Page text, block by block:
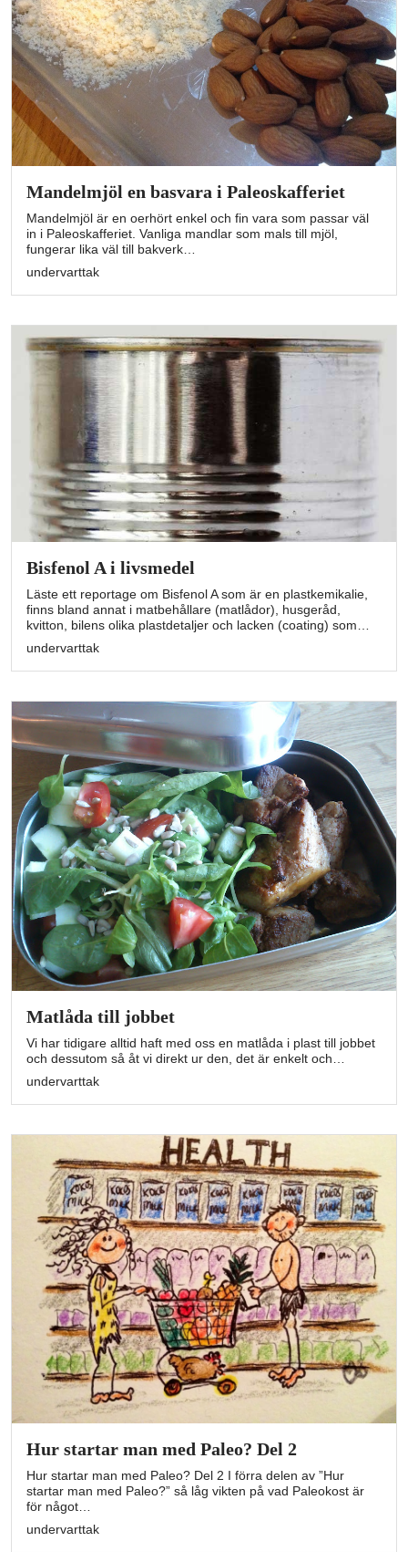
Mandelmjöl en basvara i Paleoskafferiet
Mandelmjöl är en oerhört enkel och fin vara som passar väl
in i Paleoskafferiet. Vanliga mandlar som mals till mjöl,
fungerar lika väl till bakverk…
undervarttak
Bisfenol A i livsmedel
Läste ett reportage om Bisfenol A som är en plastkemikalie,
finns bland annat i matbehållare (matlådor), husgeråd,
kvitton, bilens olika plastdetaljer och lacken (coating) som…
undervarttak
Matlåda till jobbet
Vi har tidigare alltid haft med oss en matlåda i plast till jobbet
och dessutom så åt vi direkt ur den, det är enkelt och…
undervarttak
Hur startar man med Paleo? Del 2
Hur startar man med Paleo? Del 2 I förra delen av ”Hur
startar man med Paleo?” så låg vikten på vad Paleokost är
för något…
undervarttak